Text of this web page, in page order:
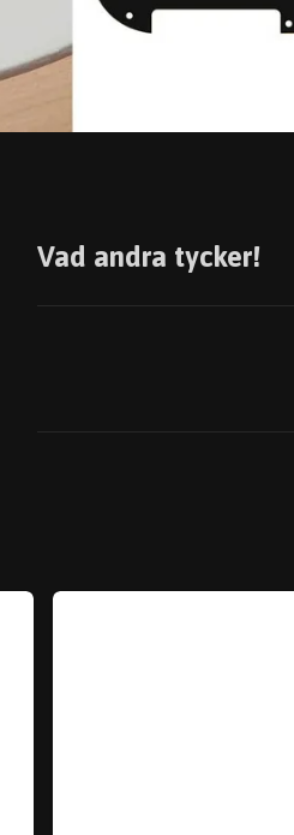
Vad andra tycker!